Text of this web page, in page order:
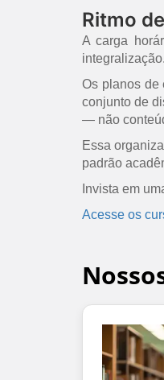
Ritmo
A carga
integralização.
Os planos de
conjunto de
— não
Essa
padrão
Invista em
Acesse os